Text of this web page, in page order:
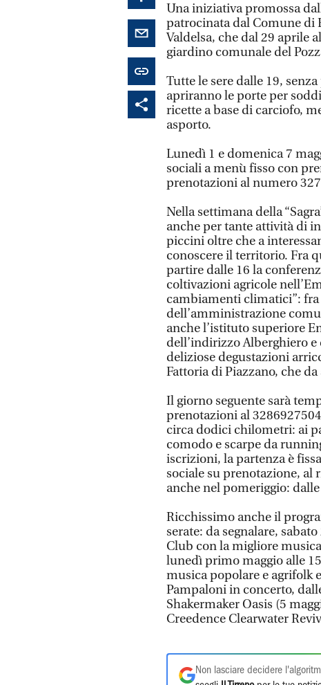
Una iniziativa promossa
patrocinata dal Comune di
Valdelsa, che dal 29 aprile
giardino comunale del
Tutte le sere dalle 19,
apriranno le porte per
ricette a base di carciofo,
asporto.
Lunedì 1 e domenica 7
sociali a menù fisso con
prenotazioni al numero
Nella settimana della
anche per tante attività di
piccini oltre che a
conoscere il territorio. Fra
partire dalle 16 la
coltivazioni agricole
cambiamenti climatici”:
dell’amministrazione
anche l’istituto superiore
dell’indirizzo Alberghiero
deliziose degustazioni
Fattoria di Piazzano, che
Il giorno seguente sarà
prenotazioni al
circa dodici chilometri: ai
comodo e scarpe da
iscrizioni, la partenza è
sociale su prenotazione, al
anche nel pomeriggio:
Ricchissimo anche il
serate: da segnalare,
Club con la migliore
lunedì primo maggio alle
musica popolare e agrifolk
Pampaloni in concerto,
Shakermaker Oasis (5
Creedence Clearwater
Non lasciare decidere